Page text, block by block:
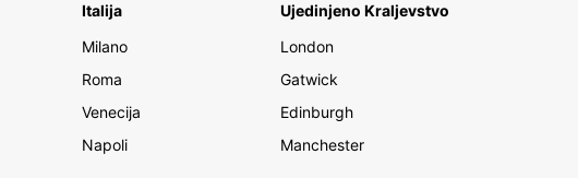
Italija
Milano
Roma
Venecija
Napoli
Ujedinjeno Kraljevstvo
London
Gatwick
Edinburgh
Manchester